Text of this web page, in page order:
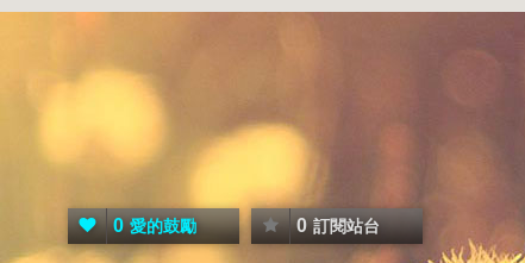
0 愛的鼓勵 0 訂閱站台